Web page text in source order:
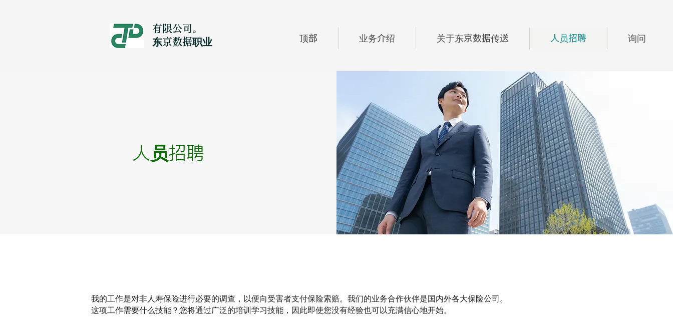
有限公司。
​东京数据职业
顶部 业务介绍 关于东京数据传送 人员招聘 询问
人员招聘
我的工作是对非人寿保险进行必要的调查，以便向受害者支付保险索赔。我们的业务合作伙伴是国内外各大保险公司。
这项工作需要什么技能？您将通过广泛的培训学习技能，因此即使您没有经验也可以充满信心地开始。